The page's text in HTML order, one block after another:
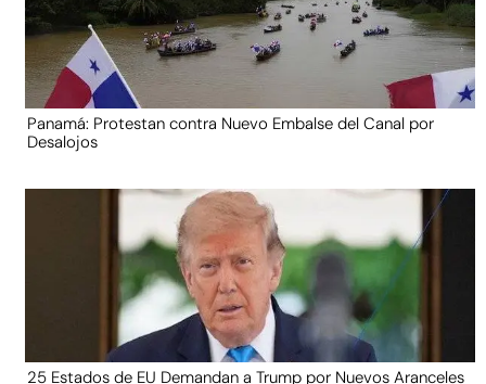
Panamá: Protestan contra Nuevo Embalse del Canal por
Desalojos
25 Estados de EU Demandan a Trump por Nuevos Aranceles